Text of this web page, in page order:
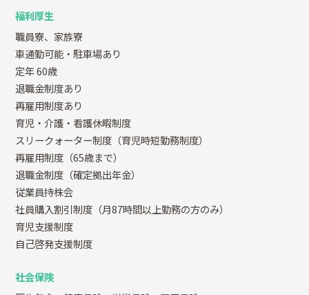
福利厚生
職員寮、家族寮
車通勤可能・駐車場あり
定年 60歳
退職金制度あり
再雇用制度あり
育児・介護・看護休暇制度
スリークォーター制度（育児時短勤務制度）
再雇用制度（65歳まで）
退職金制度（確定拠出年金）
従業員持株会
社員購入割引制度（月87時間以上勤務の方のみ）
育児支援制度
自己啓発支援制度
社会保険